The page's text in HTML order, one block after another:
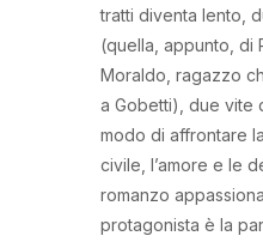
tratti diventa lento,
(quella, appunto, di
Moraldo, ragazzo
a Gobetti), due vite
modo di affrontare
civile, l’amore e le
romanzo
protagonista è la